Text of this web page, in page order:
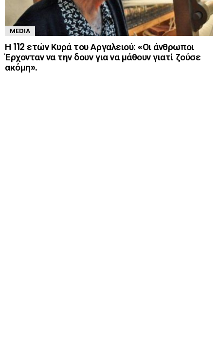
MEDIA
Η 112 ετών Κυρά του Αργαλειού: «Οι άνθρωποι
Έρχονταν να την δουν για να μάθουν γιατί ζούσε
ακόμη».